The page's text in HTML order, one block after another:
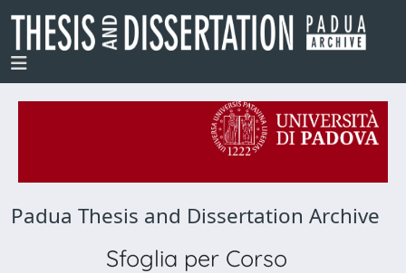
Padua Thesis and Dissertation Archive
Sfoglia per Corso